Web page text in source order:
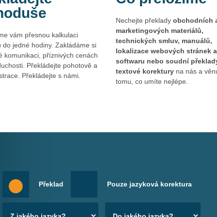
se staneme vašimi obchodními partnery pro překlad
za hlavu. Naši profesionální překladatelé pro vás zajistí
do našich rukou a dělejte jen to, co vás baví.
práce anglický abstrakt nebo anotace v cizím jazyce?
Můžete se spolehnout na to, že váš anglický text
výrazů.
vám přesnou kalkulaci
do jedné hodiny. Zakládáme si
komunikaci, příznivých cenách
Překládejte pohotově a
Překládejte s námi.
Nechejte překlady obchodních
marketingových materiálů,
technických smluv, manuálů,
lokalizace webových stránek a
softwaru nebo soudní
textové korektury na nás a
tomu, co umíte nejlépe.
Překlad Pouze jazyková korektura